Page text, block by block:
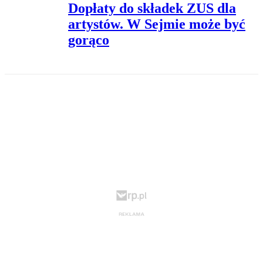
Dopłaty do składek ZUS dla
artystów. W Sejmie może być
gorąco